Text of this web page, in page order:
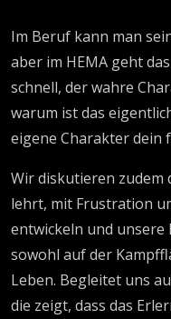
Im Beruf kann man
aber im HEMA geht
schnell, der wahre
warum ist das
eigene Charakter dein
Wir diskutieren zudem
lehrt, mit Frustration
entwickeln und unsere
sowohl auf der
Leben. Begleitet uns
die zeigt, dass das